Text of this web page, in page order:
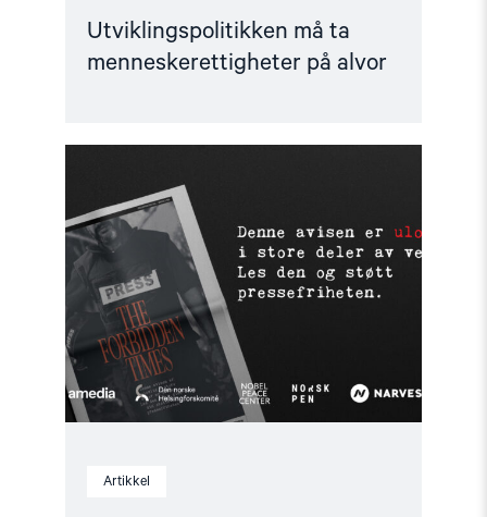
Utviklingspolitikken må ta
menneskerettigheter på alvor
Artikkel
–
les
The
Forbidden